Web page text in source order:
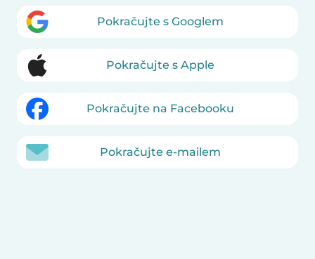
Pokračujte s Googlem
Pokračujte s Apple
Pokračujte na Facebooku
Pokračujte e-mailem